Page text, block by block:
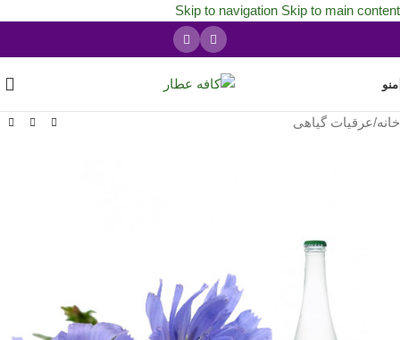
Skip to navigation Skip to main content
منو
خانه/عرقیات گیاهی